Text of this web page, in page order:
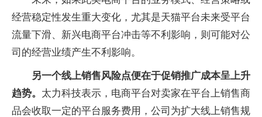
经营稳定性发生重大变化，尤其是天猫平台未来受平台
流量下滑、新兴电商平台冲击等不利影响，则可能对公
司的经营业绩产生不利影响。
另一个线上销售风险点便在于促销推广成本呈上升
趋势。 太力科技表示，电商平台对卖家在平台上销售商
品会收取一定的平台服务费用，公司为扩大线上销售规